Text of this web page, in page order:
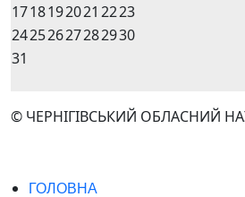
1718192021 2223
24252627282930
31
© ЧЕРНІГІВСЬКИЙ ОБЛАСНИЙ
ГОЛОВНА